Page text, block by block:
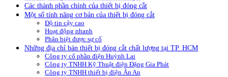
Các thành phần chính của thiết bị đóng cắt
Một số tính năng cơ bản của thiết bị đóng cắt
Độ tin cậy cao
Hoạt động nhanh
Phân biệt được sự cố
Những địa chỉ bán thiết bị đóng cắt chất lượng tại TP. HCM
Công ty cổ phần điện Huỳnh Lai
Công ty TNHH Kỹ Thuật điện Đặng Gia Phát
Công ty TNHH thiết bị điện Ân An